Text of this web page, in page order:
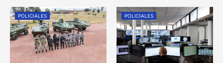
POLICIALES POLICIALES